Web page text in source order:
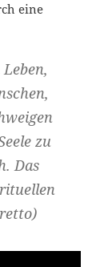
eine
zu
Das